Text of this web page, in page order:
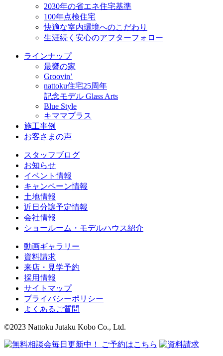
2030年の省エネ住宅基準
100年点検住宅
快適な室内環境へのこだわり
生涯続く安心のアフターフォロー
ラインナップ
最響の家
Groovin’
nattoku住宅25周年
記念モデル Glass Arts
Blue Style
キママプラス
施工事例
お客さまの声
スタッフブログ
お知らせ
イベント情報
キャンペーン情報
土地情報
近日分譲予定情報
会社情報
ショールーム・モデルハウス紹介
動画ギャラリー
資料請求
来店・見学予約
採用情報
サイトマップ
プライバシーポリシー
よくあるご質問
©2023 Nattoku Jutaku Kobo Co., Ltd.